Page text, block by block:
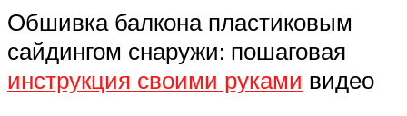
Обшивка балкона пластиковым
сайдингом снаружи: пошаговая
инструкция своими руками видео